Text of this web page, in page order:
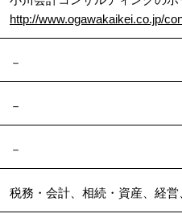
http://www.ogawakaikei.co.jp/
－
－
－
税務・会計、相続・資産、経